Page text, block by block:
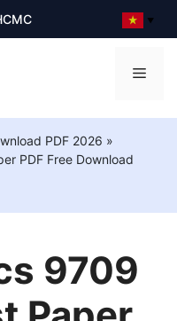
▼
PDF 2026 »
PDF Free Download
9709